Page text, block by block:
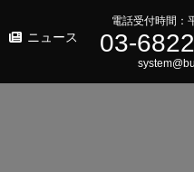
ニュース
電話受付時間：
03-